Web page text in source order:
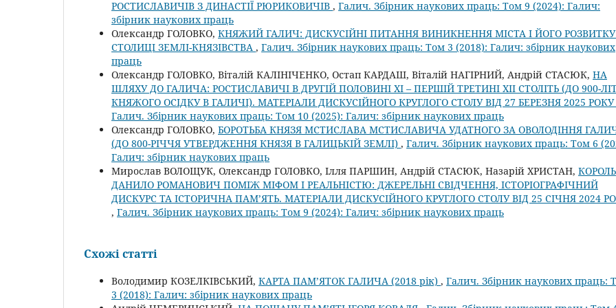
РОСТИСЛАВИЧІВ З ДИНАСТІЇ РЮРИКОВИЧІВ , Галич. Збірник наукових праць: Том 9 (2024): Галич:
збірник наукових праць
Олександр ГОЛОВКО, КНЯЖИЙ ГАЛИЧ: ДИСКУСІЙНІ ПИТАННЯ ВИНИКНЕННЯ МІСТА І ЙОГО
СТОЛИЦІ ЗЕМЛІ-КНЯЗІВСТВА , Галич. Збірник наукових праць: Том 3 (2018): Галич: збірник наукових
праць
Олександр ГОЛОВКО, Віталій КАЛІНІЧЕНКО, Остап КАРДАШ, Віталій НАГІРНИЙ, Андрій СТАСЮК, НА
ШЛЯХУ ДО ГАЛИЧА: РОСТИСЛАВИЧІ В ДРУГІЙ ПОЛОВИНІ ХІ – ПЕРШІЙ ТРЕТИНІ ХІІ СТОЛІТЬ (ДО 900-
КНЯЖОГО ОСІДКУ В ГАЛИЧІ). МАТЕРІАЛИ ДИСКУСІЙНОГО КРУГЛОГО СТОЛУ ВІД 27 БЕРЕЗНЯ 2025 РОКУ
Галич. Збірник наукових праць: Том 10 (2025): Галич: збірник наукових праць
Олександр ГОЛОВКО, БОРОТЬБА КНЯЗЯ МСТИСЛАВА МСТИСЛАВИЧА УДАТНОГО ЗА ОВОЛОДІННЯ
(ДО 800-РІЧЧЯ УТВЕРДЖЕННЯ КНЯЗЯ В ГАЛИЦЬКІЙ ЗЕМЛІ) , Галич. Збірник наукових праць: Том 6
Галич: збірник наукових праць
Мирослав ВОЛОЩУК, Олександр ГОЛОВКО, Ілля ПАРШИН, Андрій СТАСЮК, Назарій ХРИСТАН, КОРОЛЬ
ДАНИЛО РОМАНОВИЧ ПОМІЖ МІФОМ І РЕАЛЬНІСТЮ: ДЖЕРЕЛЬНІ СВІДЧЕННЯ, ІСТОРІОГРАФІЧНИЙ
ДИСКУРС ТА ІСТОРИЧНА ПАМ’ЯТЬ. МАТЕРІАЛИ ДИСКУСІЙНОГО КРУГЛОГО СТОЛУ ВІД 25 СІЧНЯ 2024
, Галич. Збірник наукових праць: Том 9 (2024): Галич: збірник наукових праць
Схожі статті
Володимир КОЗЕЛКІВСЬКИЙ, КАРТА ПАМ’ЯТОК ГАЛИЧА (2018 рік) , Галич. Збірник наукових праць:
3 (2018): Галич: збірник наукових праць